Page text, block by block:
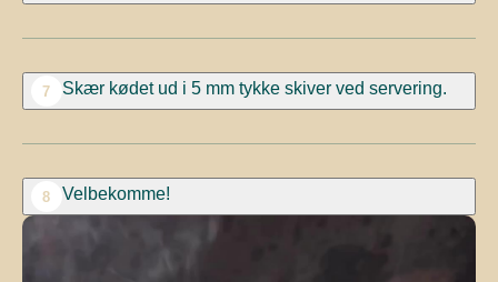
7 Skær kødet ud i 5 mm tykke skiver ved servering.
8 Velbekomme!